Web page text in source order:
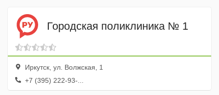
Городская поликлиника № 1
Иркутск, ул. Волжская, 1
+7 (395) 222-93-...